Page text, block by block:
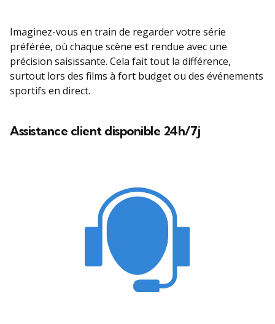
Imaginez-vous en train de regarder votre série
préférée, où chaque scène est rendue avec une
précision saisissante. Cela fait tout la différence,
surtout lors des films à fort budget ou des événements
sportifs en direct.
Assistance client disponible 24h/7j